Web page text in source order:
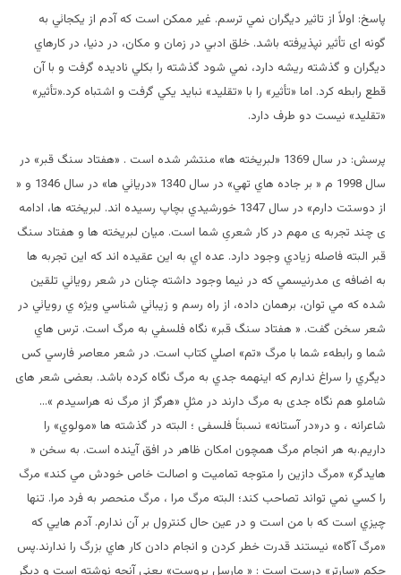
پاسخ: اولاً از تاثير ديگران نمي ترسم. غير ممکن است که آدم از يکجائي به
گونه ای تأثير نپذيرفته باشد. خلق ادبي در زمان و مکان، در دنيا، در کارهاي
ديگران و گذشته ريشه دارد، نمي شود گذشته را بکلي ناديده گرفت و با آن
قطع رابطه کرد. اما «تأثير» را با «تقليد» نبايد يکي گرفت و اشتباه کرد.«تأثير»
«تقليد» نيست دو طرف دارد.
پرسش: در سال 1369 «لبريخته ها» منتشر شده است . «هفتاد سنگ قبر» در
سال 1998 م « بر جاده هاي تهي» در سال 1340 «دريائي ها» در سال 1346 و «
از دوستت دارم» در سال 1347 خورشيدي بچاپ رسيده اند. لبريخته ها، ادامه
ی چند تجربه ی مهم در کار شعریِ شما است. ميان لبريخته ها و هفتاد سنگ
قبر البته فاصله زيادي وجود دارد. عده اي به اين عقيده اند که اين تجربه ها
به اضافه ی مدرنيسمي که در نيما وجود داشته چنان در شعر رويائي تلقين
شده که مي توان، برهمان داده، از راه رسم و زيبائي شناسي ويژه ي رويائي در
شعر سخن گفت. « هفتاد سنگ قبر» نگاه فلسفي به مرگ است. ترس هاي
شما و رابطهء شما با مرگ «تم» اصلي کتاب است. در شعر معاصر فارسي کس
ديگري را سراغ ندارم که اينهمه جدي به مرگ نگاه کرده باشد. بعضی شعر های
شاملو هم نگاه جدی به مرگ دارند در مثلِ «هرگز از مرگ نه هراسیدم »…
شاعرانه ، و در«در آستانه» نسبتاً فلسفی ؛ البته در گذشته ها «مولوي» را
داريم.به هر انجام مرگ همچون امکان ظاهر در افق آينده است. به سخن «
هايدگر» «مرگ دازین را متوجه تماميت و اصالت خاص خودش مي کند» مرگ
را کسي نمي تواند تصاحب کند؛ البته مرگ مرا ، مرگ منحصر به فرد مرا. تنها
چيزي است که با من است و در عين حال کنترول بر آن ندارم. آدم هايي که
«مرگ آگاه» نيستند قدرت خطر کردن و انجام دادن کار هاي بزرگ را ندارند.پس
حکم «سارتر» درست است : « مارسل پروست» يعني آنچه نوشته است و ديگر